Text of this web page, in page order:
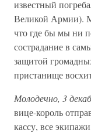
известный
Великой Армии).
что где бы мы ни
сострадание в
защитой
пристанище
Молодечно, 3
вице-король
кассу, все